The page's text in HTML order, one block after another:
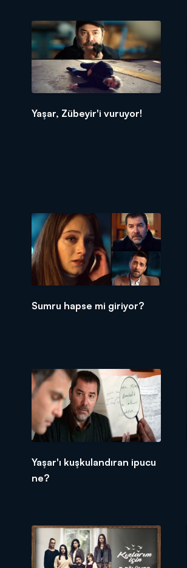
Yaşar, Zübeyir'i vuruyor!
Sumru hapse mi giriyor?
Yaşar'ı kuşkulandıran ipucu
ne?